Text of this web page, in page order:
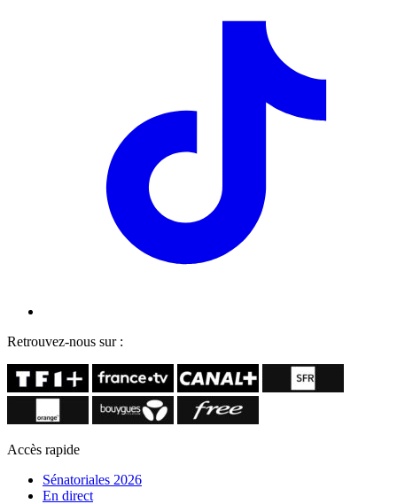
Retrouvez-nous sur :
Accès rapide
Sénatoriales 2026
En direct